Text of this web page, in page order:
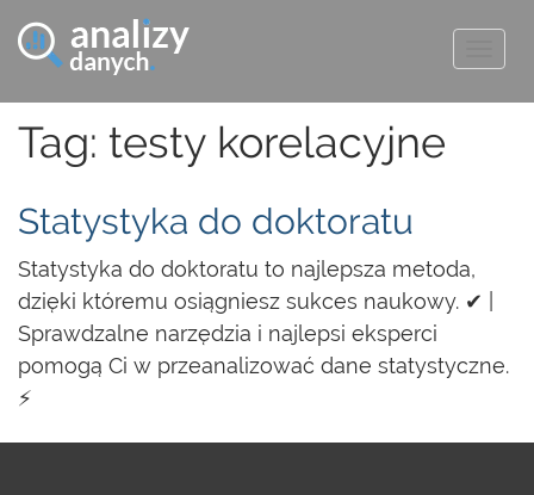
Tag: testy korelacyjne
Statystyka do doktoratu
Statystyka do doktoratu to najlepsza metoda,
dzięki któremu osiągniesz sukces naukowy. ✔ |
Sprawdzalne narzędzia i najlepsi eksperci
pomogą Ci w przeanalizować dane statystyczne.
⚡